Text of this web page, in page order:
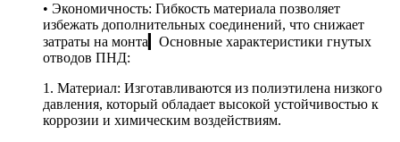
• Экономичность: Гибкость материала позволяет
избежать дополнительных соединений, что снижает
затраты на монта▎Основные характеристики гнутых
отводов ПНД:
1. Материал: Изготавливаются из полиэтилена низкого
давления, который обладает высокой устойчивостью к
коррозии и химическим воздействиям.